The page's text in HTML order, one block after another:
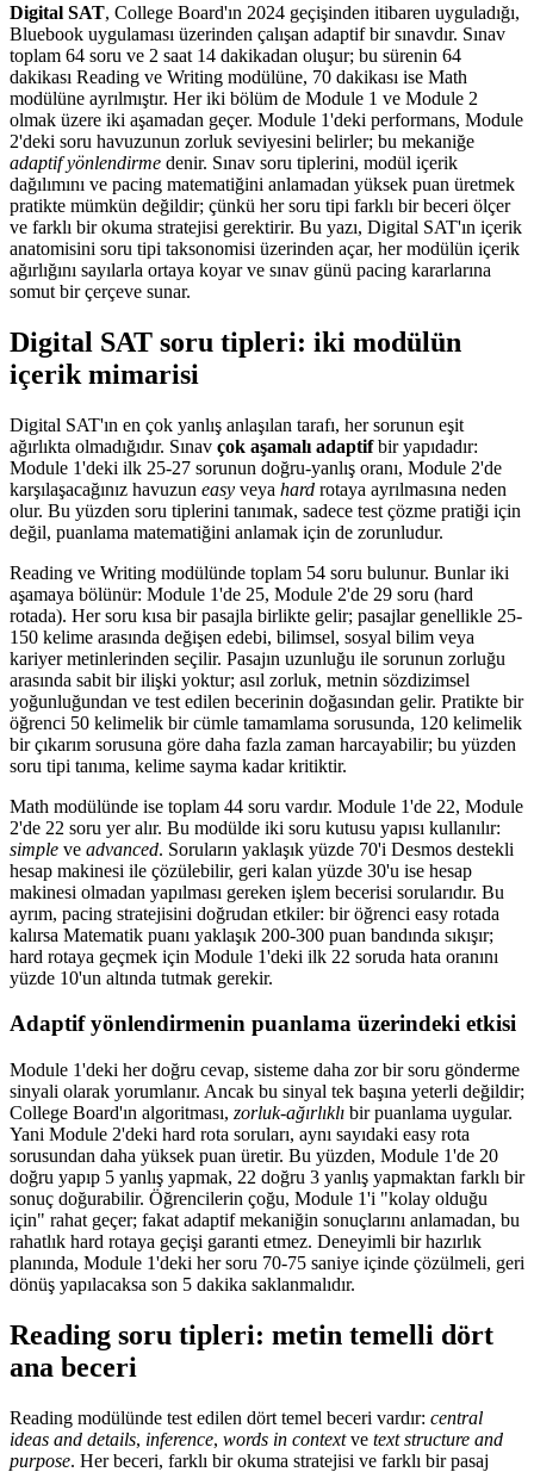
Digital SAT, College Board'ın 2024 geçişinden itibaren uyguladığı,
Bluebook uygulaması üzerinden çalışan adaptif bir sınavdır. Sınav
toplam 64 soru ve 2 saat 14 dakikadan oluşur; bu sürenin 64
dakikası Reading ve Writing modülüne, 70 dakikası ise Math
modülüne ayrılmıştır. Her iki bölüm de Module 1 ve Module 2
olmak üzere iki aşamadan geçer. Module 1'deki performans, Module
2'deki soru havuzunun zorluk seviyesini belirler; bu mekaniğe
adaptif yönlendirme denir. Sınav soru tiplerini, modül içerik
dağılımını ve pacing matematiğini anlamadan yüksek puan üretmek
pratikte mümkün değildir; çünkü her soru tipi farklı bir beceri ölçer
ve farklı bir okuma stratejisi gerektirir. Bu yazı, Digital SAT'ın içerik
anatomisini soru tipi taksonomisi üzerinden açar, her modülün içerik
ağırlığını sayılarla ortaya koyar ve sınav günü pacing kararlarına
somut bir çerçeve sunar.
Digital SAT soru tipleri: iki modülün
içerik mimarisi
Digital SAT'ın en çok yanlış anlaşılan tarafı, her sorunun eşit
ağırlıkta olmadığıdır. Sınav çok aşamalı adaptifbir yapıdadır:
Module 1'deki ilk 25-27 sorunun doğru-yanlış oranı, Module 2'de
karşılaşacağınız havuzun easy veya hard rotaya ayrılmasına neden
olur. Bu yüzden soru tiplerini tanımak, sadece test çözme pratiği için
değil, puanlama matematiğini anlamak için de zorunludur.
Reading ve Writing modülünde toplam 54 soru bulunur. Bunlar iki
aşamaya bölünür: Module 1'de 25, Module 2'de 29 soru (hard
rotada). Her soru kısa bir pasajla birlikte gelir; pasajlar genellikle 25-
150 kelime arasında değişen edebi, bilimsel, sosyal bilim veya
kariyer metinlerinden seçilir. Pasajın uzunluğu ile sorunun zorluğu
arasında sabit bir ilişki yoktur; asıl zorluk, metnin sözdizimsel
yoğunluğundan ve test edilen becerinin doğasından gelir. Pratikte bir
öğrenci 50 kelimelik bir cümle tamamlama sorusunda, 120 kelimelik
bir çıkarım sorusuna göre daha fazla zaman harcayabilir; bu yüzden
soru tipi tanıma, kelime sayma kadar kritiktir.
Math modülünde ise toplam 44 soru vardır. Module 1'de 22, Module
2'de 22 soru yer alır. Bu modülde iki soru kutusu yapısı kullanılır:
simple ve advanced. Soruların yaklaşık yüzde 70'i Desmos destekli
hesap makinesi ile çözülebilir, geri kalan yüzde 30'u ise hesap
makinesi olmadan yapılması gereken işlem becerisi sorularıdır. Bu
ayrım, pacing stratejisini doğrudan etkiler: bir öğrenci easy rotada
kalırsa Matematik puanı yaklaşık 200-300 puan bandında sıkışır;
hard rotaya geçmek için Module 1'deki ilk 22 soruda hata oranını
yüzde 10'un altında tutmak gerekir.
Adaptif yönlendirmenin puanlama üzerindeki etkisi
Module 1'deki her doğru cevap, sisteme daha zor bir soru gönderme
sinyali olarak yorumlanır. Ancak bu sinyal tek başına yeterli değildir;
College Board'ın algoritması, zorluk-ağırlıklı bir puanlama uygular.
Yani Module 2'deki hard rota soruları, aynı sayıdaki easy rota
sorusundan daha yüksek puan üretir. Bu yüzden, Module 1'de 20
doğru yapıp 5 yanlış yapmak, 22 doğru 3 yanlış yapmaktan farklı bir
sonuç doğurabilir. Öğrencilerin çoğu, Module 1'i "kolay olduğu
için" rahat geçer; fakat adaptif mekaniğin sonuçlarını anlamadan, bu
rahatlık hard rotaya geçişi garanti etmez. Deneyimli bir hazırlık
planında, Module 1'deki her soru 70-75 saniye içinde çözülmeli, geri
dönüş yapılacaksa son 5 dakika saklanmalıdır.
Reading soru tipleri: metin temelli dört
ana beceri
Reading modülünde test edilen dört temel beceri vardır: central
ideas and details, inference, words in contextve text structure and
purpose. Her beceri, farklı bir okuma stratejisi ve farklı bir pasaj